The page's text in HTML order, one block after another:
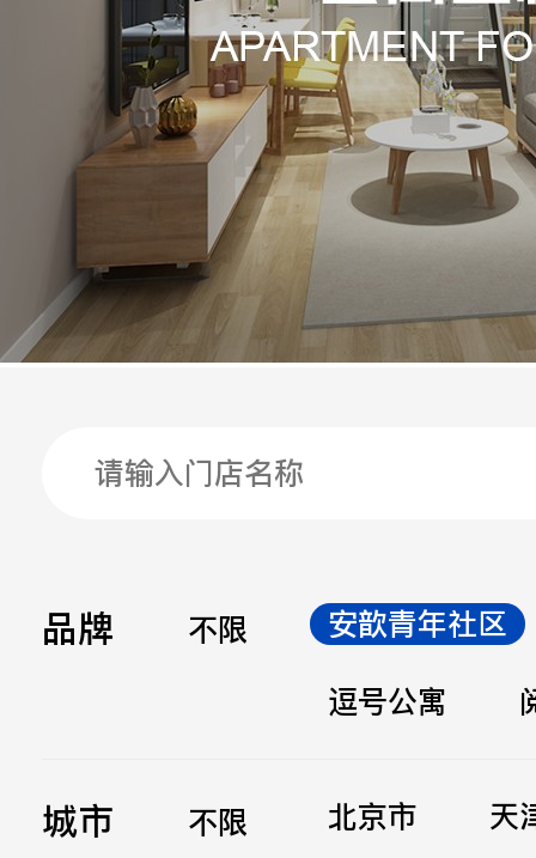
品牌 不限
安歆青年社区
逗号公寓
城市 不限 北京市
天
姓名
手机
公司
邮箱
留言
立即提交